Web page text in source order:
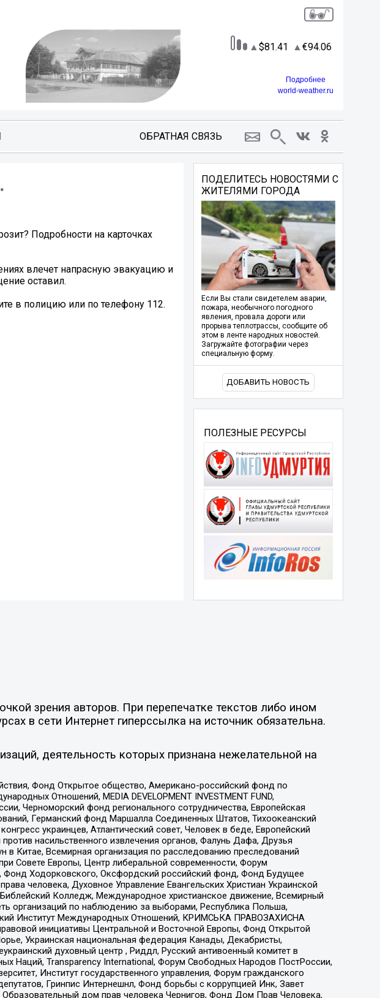
81.41 94.06
Подробнее
world-weather.ru
ОБРАТНАЯ СВЯЗЬ
Подробности на карточках
влечет напрасную эвакуацию и
оставил.
в полицию или по телефону 112.
ПОДЕЛИТЕСЬ НОВОСТЯМИ С
ЖИТЕЛЯМИ ГОРОДА
Если Вы стали свидетелем аварии,
пожара, необычного погодного
явления, провала дороги или
прорыва теплотрассы, сообщите об
этом в ленте народных новостей.
Загружайте фотографии через
специальную форму.
ДОБАВИТЬ НОВОСТЬ
ПОЛЕЗНЫЕ РЕСУРСЫ
зрения авторов. При перепечатке текстов либо ином
в сети Интернет гиперссылка на источник обязательна.
деятельность которых признана нежелательной на
Фонд Открытое общество, Американо-российский фонд по
Отношений, MEDIA DEVELOPMENT INVESTMENT FUND,
Черноморский фонд регионального сотрудничества, Европейская
Германский фонд Маршалла Соединенных Штатов, Тихоокеанский
украинцев, Атлантический совет, Человек в беде, Европейский
насильственного извлечения органов, Фалунь Дафа, Друзья
в Китае, Всемирная организация по расследованию преследований
Совете Европы, Центр либеральной современности, Форум
Ходорковского, Оксфордский российский фонд, Фонд Будущее
человека, Духовное Управление Евангельских Христиан Украинской
Колледж, Международное христианское движение, Всемирный
организаций по наблюдению за выборами, Республика Польша,
Институт Международных Отношений, КРИМСЬКА ПРАВОЗАХИСНА
инициативы Центральной и Восточной Европы, Фонд Открытой
Украинская национальная федерация Канады, Декабристы,
духовный центр , Риддл, Русский антивоенный комитет в
Наций, Transparеncy International, Форум Свободных Народов ПостРоссии,
Институт государственного управления, Форум гражданского
Гринпис Интернешнл, Фонд борьбы с коррупцией Инк, Завет
дом прав человека Чернигов, Фонд Дом Прав Человека,